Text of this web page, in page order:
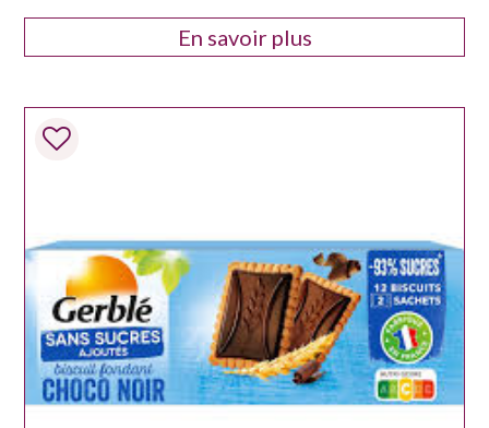
En savoir plus